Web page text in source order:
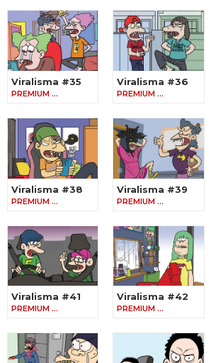
Viralisma #35
PREMIUM …
Viralisma #36
PREMIUM …
Viralisma #38
PREMIUM …
Viralisma #39
PREMIUM …
Viralisma #41
PREMIUM …
Viralisma #42
PREMIUM …